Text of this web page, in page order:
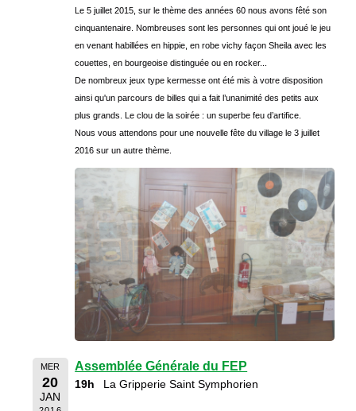
Le 5 juillet 2015, sur le thème des années 60 nous avons fêté son
cinquantenaire. Nombreuses sont les personnes qui ont joué le jeu
en venant habillées en hippie, en robe vichy façon Sheila avec les
couettes, en bourgeoise distinguée ou en rocker...
De nombreux jeux type kermesse ont été mis à votre disposition
ainsi qu'un parcours de billes qui a fait l’unanimité des petits aux
plus grands. Le clou de la soirée : un superbe feu d’artifice.
Nous vous attendons pour une nouvelle fête du village le 3 juillet
2016 sur un autre thème.
MER
20
JAN
Assemblée Générale du FEP
19h La Gripperie Saint Symphorien